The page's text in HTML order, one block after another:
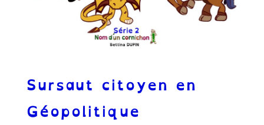
Sursaut citoyen en
Géopolitique